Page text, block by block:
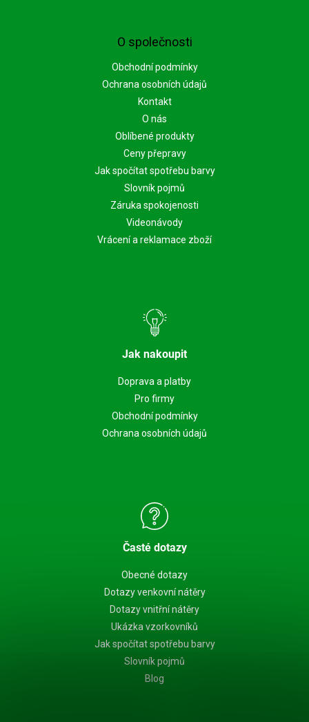
O společnosti
Obchodní podmínky
Ochrana osobních údajů
Kontakt
O nás
Oblíbené produkty
Ceny přepravy
Jak spočítat spotřebu barvy
Slovník pojmů
Záruka spokojenosti
Videonávody
Vrácení a reklamace zboží
Jak nakoupit
Doprava a platby
Pro firmy
Obchodní podmínky
Ochrana osobních údajů
Časté dotazy
Obecné dotazy
Dotazy venkovní nátěry
Dotazy vnitřní nátěry
Ukázka vzorkovníků
Jak spočítat spotřebu barvy
Slovník pojmů
Blog